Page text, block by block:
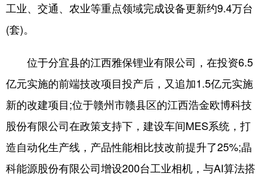
山东 河南 湖北 湖南
陕西 甘肃 青海 宁夏
新疆 内蒙古 黑龙江
多语种频道
English Español Français عربى
工业、交通、农业等重点领域完成设备更新约9.4万台
(套)。
位于分宜县的江西雅保锂业有限公司，在投资6.5
亿元实施的前端技改项目投产后，又追加1.5亿元实施
新的改建项目;位于赣州市赣县区的江西浩金欧博科技
股份有限公司在政策支持下，建设车间MES系统，打
造自动化生产线，产品性能相比技改前提升了25%;晶
科能源股份有限公司增设200台工业相机，与AI算法搭